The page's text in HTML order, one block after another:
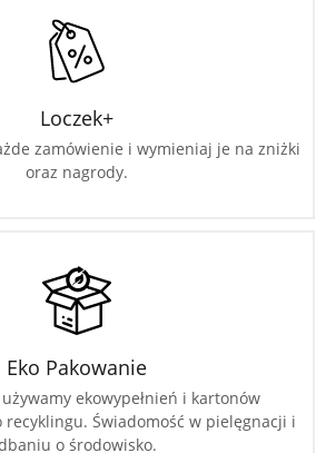
Loczek+
zamówienie i wymieniaj je na zniżki
oraz nagrody.
Eko Pakowanie
ekowypełnień i kartonów
recyklingu. Świadomość w pielęgnacji i
o środowisko.